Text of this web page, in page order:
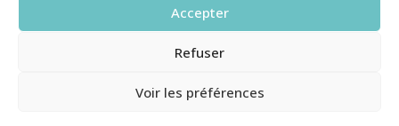
Accepter
Refuser
Voir les préférences
histoiredepates@gmail.com